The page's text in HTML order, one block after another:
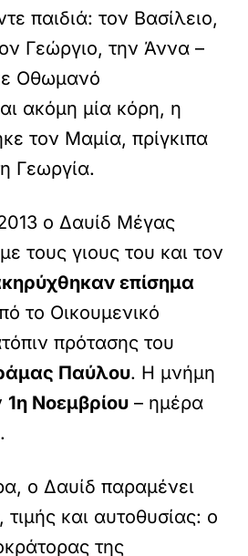
παιδιά: τον Βασίλειο,
Γεώργιο, την Άννα –
Οθωμανό
ακόμη μία κόρη, η
τον Μαμία, πρίγκιπα
Γεωργία.
2013 ο Δαυίδ Μέγας
τους γιους του και τον
επίσημα
το Οικουμενικό
πρότασης του
Παύλου. Η μνήμη
1η Νοεμβρίου – ημέρα
ο Δαυίδ παραμένει
και αυτοθυσίας: ο
της